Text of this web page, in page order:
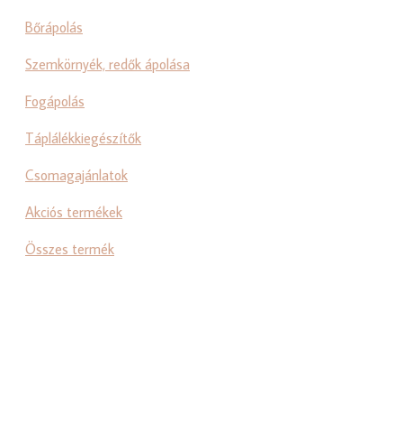
Bőrápolás
Szemkörnyék, redők ápolása
Fogápolás
Táplálékkiegészítők
Csomagajánlatok
Akciós termékek
Összes termék